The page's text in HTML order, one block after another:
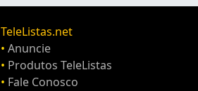
TeleListas.net
• Anuncie
• Produtos TeleListas
• Fale Conosco